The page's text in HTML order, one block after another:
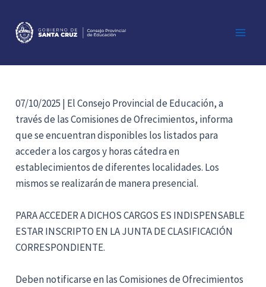
contenido
07/10/2025 | El Consejo Provincial de Educación, a
través de las Comisiones de Ofrecimientos, informa
que se encuentran disponibles los listados para
acceder a los cargos y horas cátedra en
establecimientos de diferentes localidades. Los
mismos se realizarán de manera presencial.
PARA ACCEDER A DICHOS CARGOS ES INDISPENSABLE
ESTAR INSCRIPTO EN LA JUNTA DE CLASIFICACIÓN
CORRESPONDIENTE.
Deben notificarse en las Comisiones de Ofrecimientos